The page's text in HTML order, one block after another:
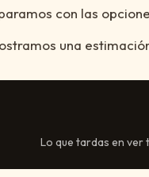
con las
una
Lo que tardas en